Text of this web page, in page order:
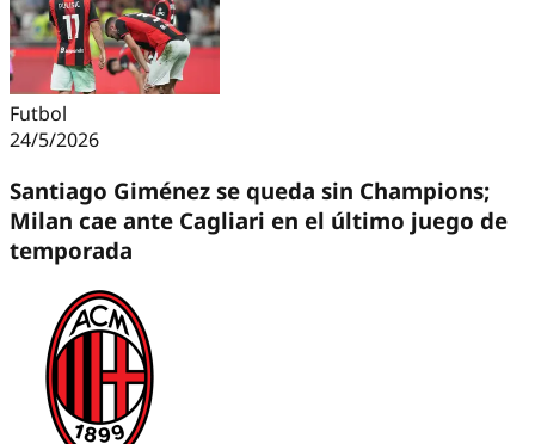
Futbol
24/5/2026
Santiago Giménez se queda sin Champions;
Milan cae ante Cagliari en el último juego de
temporada